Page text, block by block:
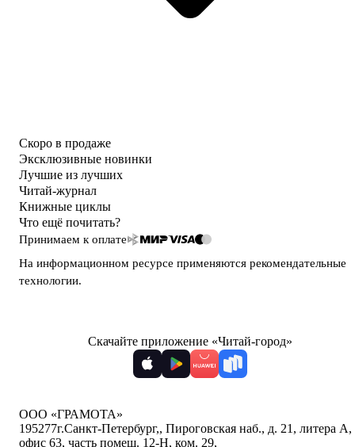
Скоро в продаже
Эксклюзивные новинки
Лучшие из лучших
Читай-журнал
Книжные циклы
Что ещё почитать?
Принимаем к оплате
На информационном ресурсе применяются рекомендательные
технологии.
Скачайте приложение «Читай-город»
ООО «ГРАМОТА»
195277г.Санкт-Петербург,, Пироговская наб., д. 21, литера А,
офис 63, часть помещ. 12-Н, ком. 29,